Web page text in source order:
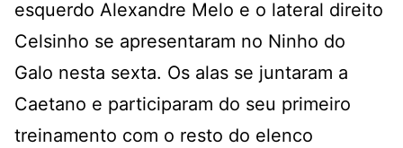
esquerdo Alexandre Melo e o lateral direito
Celsinho se apresentaram no Ninho do
Galo nesta sexta. Os alas se juntaram a
Caetano e participaram do seu primeiro
treinamento com o resto do elenco